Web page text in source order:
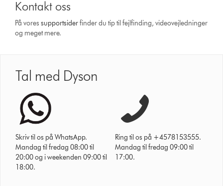
Kontakt oss
På voressupport­siderfinder du tip til fejlfinding, video­vejledninger
og meget mere.
Tal med Dyson
Skriv til os på WhatsApp.
Mandag til fredag 08:00 til
20:00 og i weekenden 09:00 til
18:00.
Ring til os på +4578153555.
Mandag til fredag 09:00 til
17:00.